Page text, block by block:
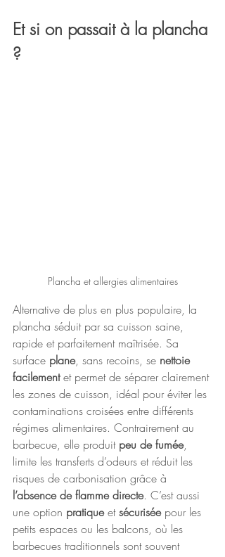
Et si on passait à la plancha
?
Plancha et allergies alimentaires
Alternative de plus en plus populaire, la
plancha séduit par sa cuisson saine,
rapide et parfaitement maîtrisée. Sa
surface plane, sans recoins, se nettoie
facilement et permet de séparer clairement
les zones de cuisson, idéal pour éviter les
contaminations croisées entre différents
régimes alimentaires. Contrairement au
barbecue, elle produit peu de fumée,
limite les transferts d’odeurs et réduit les
risques de carbonisation grâce à
l’absence de flamme directe. C’est aussi
une option pratique et sécurisée pour les
petits espaces ou les balcons, où les
barbecues traditionnels sont souvent